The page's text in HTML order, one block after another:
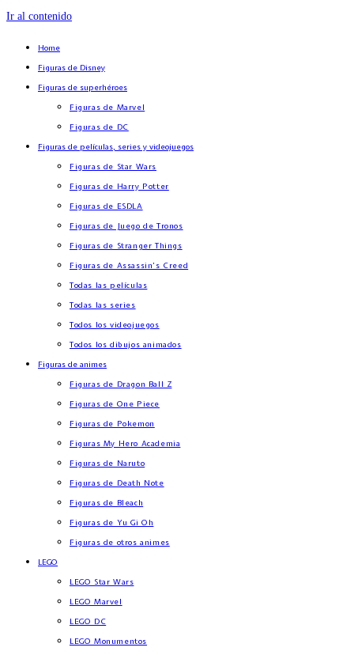
Ir al contenido
Home
Figuras de Disney
Figuras de superhéroes
Figuras de Marvel
Figuras de DC
Figuras de películas, series y videojuegos
Figuras de Star Wars
Figuras de Harry Potter
Figuras de ESDLA
Figuras de Juego de Tronos
Figuras de Stranger Things
Figuras de Assassin’s Creed
Todas las películas
Todas las series
Todos los videojuegos
Todos los dibujos animados
Figuras de animes
Figuras de Dragon Ball Z
Figuras de One Piece
Figuras de Pokemon
Figuras My Hero Academia
Figuras de Naruto
Figuras de Death Note
Figuras de Bleach
Figuras de Yu Gi Oh
Figuras de otros animes
LEGO
LEGO Star Wars
LEGO Marvel
LEGO DC
LEGO Monumentos